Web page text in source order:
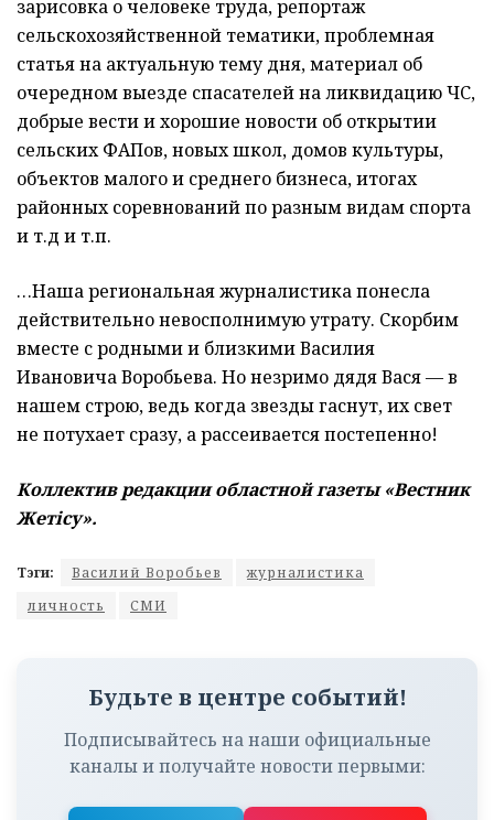
зарисовка о человеке труда, репортаж
сельскохозяйственной тематики, проблемная
статья на актуальную тему дня, материал об
очередном выезде спасателей на ликвидацию ЧС,
добрые вести и хорошие новости об открытии
сельских ФАПов, новых школ, домов культуры,
объектов малого и среднего бизнеса, итогах
районных соревнований по разным видам спорта
и т.д и т.п.
…Наша региональная журналистика понесла
действительно невосполнимую утрату. Скорбим
вместе с родными и близкими Василия
Ивановича Воробьева. Но незримо дядя Вася — в
нашем строю, ведь когда звезды гаснут, их свет
не потухает сразу, а рассеивается постепенно!
Коллектив редакции областной газеты «Вестник
Жетісу».
Тэги: Василий Воробьев
журналистика
личность
СМИ
Будьте в центре событий!
Подписывайтесь на наши официальные
каналы и получайте новости первыми: